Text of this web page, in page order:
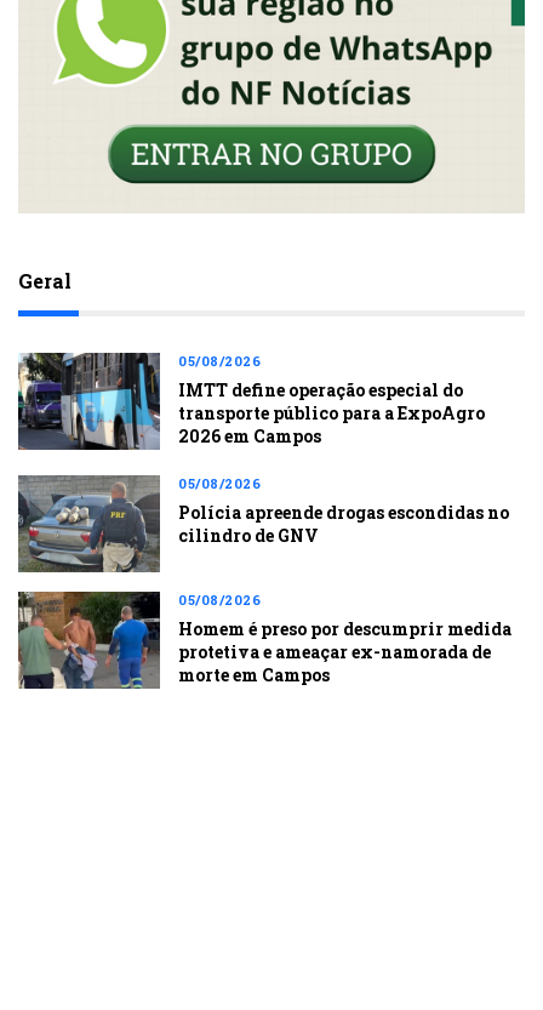
Geral
05/08/2026
IMTT define operação especial do
transporte público para a ExpoAgro
2026 em Campos
05/08/2026
Polícia apreende drogas escondidas no
cilindro de GNV
05/08/2026
Homem é preso por descumprir medida
protetiva e ameaçar ex-namorada de
morte em Campos